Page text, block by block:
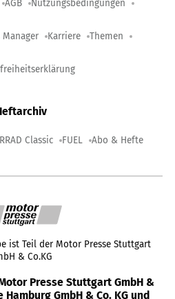
AGB Nutzungsbedingungen
Manager Karriere Themen
Classic FUEL Abo & Hefte
ist Teil der Motor Presse Stuttgart
& Co.KG
Presse Stuttgart GmbH &
GmbH & Co. KG und